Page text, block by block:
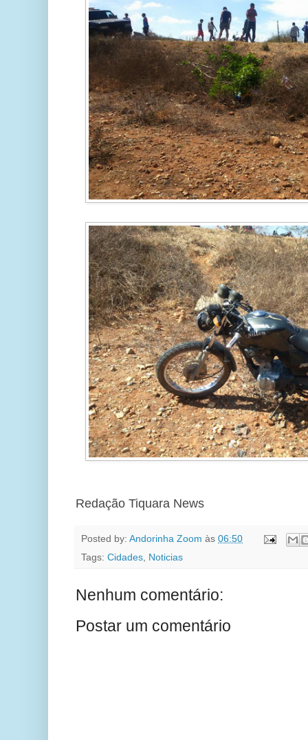
Redação Tiquara News
Posted by: Andorinha Zoom às 06:50
Tags: Cidades Noticias
Nenhum comentário:
Postar um comentário